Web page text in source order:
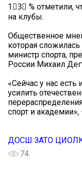
1⃣3⃣ % отметили,
на клубы.
Общественное
которая
министр спорта,
России Михаил
«Сейчас у нас есть
усилить
спорт и академии»,
ДОСШ ЗАТО
74